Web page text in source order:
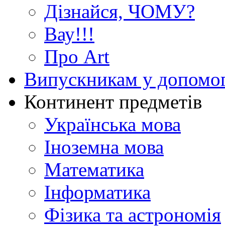
Дізнайся, ЧОМУ?
Вау!!!
Про Art
Випускникам у
Континент предметів
Українська мова
Іноземна мова
Математика
Інформатика
Фізика та астрономія